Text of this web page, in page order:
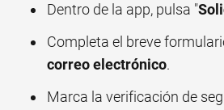
Dentro de la app, pulsa "
Completa el breve
correo electrónico.
Marca la verificación de